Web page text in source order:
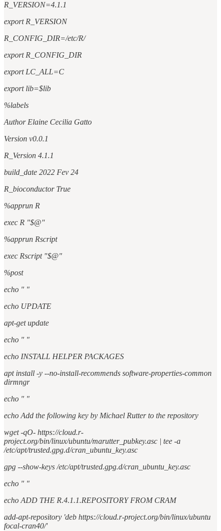
R_VERSION=4.1.1
export R_VERSION
R_CONFIG_DIR=/etc/R/
export R_CONFIG_DIR
export LC_ALL=C
export lib=$lib
%labels
Author Elaine Cecilia Gatto
Version v0.0.1
R_Version 4.1.1
build_date 2022 Fev 24
R_bioconductor True
%apprun R
exec R "$@"
%apprun Rscript
exec Rscript "$@"
%post
echo " "
echo UPDATE
apt-get update
echo " "
echo INSTALL HELPER PACKAGES
apt install -y --no-install-recommends software-properties-common
dirmngr
echo " "
echo Add the following key by Michael Rutter to the repository
wget -qO- https://cloud.r-
project.org/bin/linux/ubuntu/marutter_pubkey.asc | tee -a
/etc/apt/trusted.gpg.d/cran_ubuntu_key.asc
gpg --show-keys /etc/apt/trusted.gpg.d/cran_ubuntu_key.asc
echo " "
echo ADD THE R.4.1.1.REPOSITORY FROM CRAM
add-apt-repository 'deb https://cloud.r-project.org/bin/linux/ubuntu
focal-cran40/'